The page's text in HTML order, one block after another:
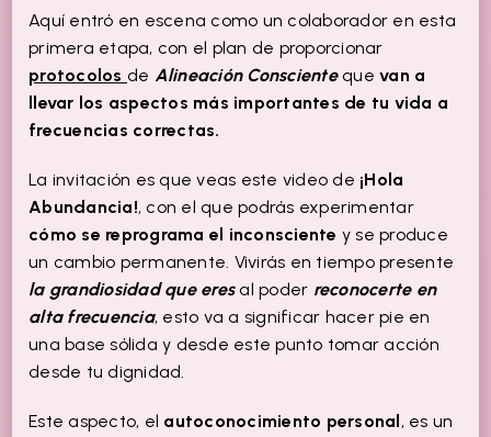
Aquí entró en escena como un colaborador en esta
primera etapa, con el plan de proporcionar
protocolos de Alineación Conscientequevan a
llevar los aspectos más importantes de tu vida a
frecuencias correctas.
La invitación es que veas este video de ¡Hola
Abundancia!, con el que podrás experimentar
cómo se reprograma el inconsciente y se produce
un cambio permanente. Vivirás en tiempo presente
la grandiosidad que eresal poder reconocerte en
alta frecuencia, esto va a significar hacer pie en
una base sólida y desde este punto tomar acción
desde tu dignidad.
Este aspecto, el autoconocimiento personal , es un